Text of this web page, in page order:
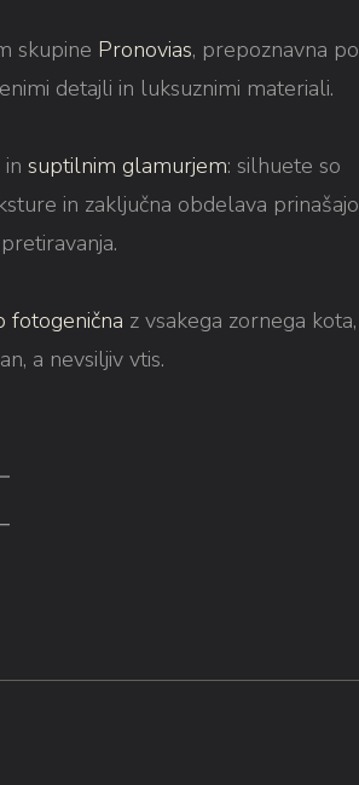
skupine Pronovias, prepoznavna po
detajli in luksuznimi materiali.
in suptilnim glamurjem: silhuete so
in zaključna obdelava prinašajo
fotogenična z vsakega zornega kota,
a nevsiljiv vtis.